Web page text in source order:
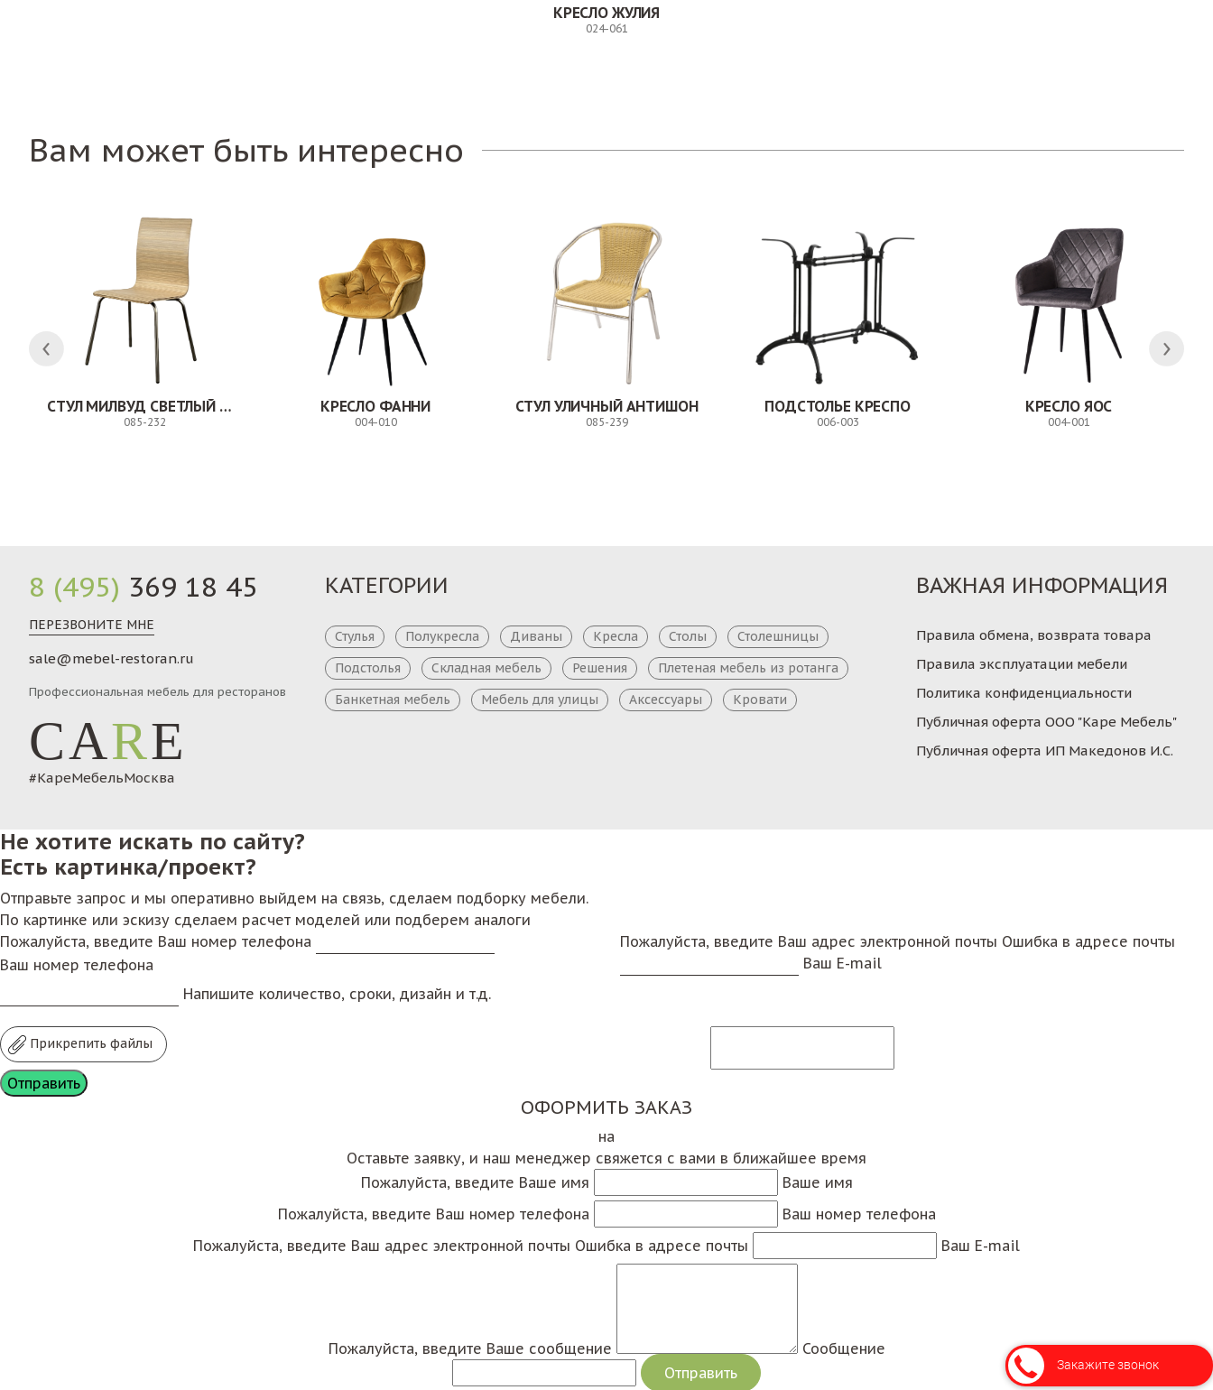
КРЕСЛО ЖУЛИЯ
024-061
Вам может быть интересно
СТУЛ МИЛВУД СВЕТЛЫЙ ШЕЛК
085-232
КРЕСЛО ФАННИ
004-010
СТУЛ УЛИЧНЫЙ АНТИШОН
085-239
ПОДСТОЛЬЕ КРЕСПО
006-003
КРЕСЛО ЯОС
004-001
8 (495) 369 18 45
ПЕРЕЗВОНИТЕ МНЕ
sale@mebel-restoran.ru
Профессиональная мебель для ресторанов
CARE
#КареМебельМосква
КАТЕГОРИИ
Стулья Полукресла Диваны Кресла Столы
Столешницы
Подстолья
Складная мебель Решения
Плетеная мебель из ротанга
Банкетная мебель
Мебель для улицы Аксессуары Кровати
ВАЖНАЯ ИНФОРМАЦИЯ
Правила обмена, возврата товара
Правила эксплуатации мебели
Политика конфиденциальности
Публичная оферта ООО "Каре Мебель"
Публичная оферта ИП Македонов И.С.
Не хотите искать по сайту?
Есть картинка/проект?
Отправьте запрос и мы оперативно выйдем на связь, сделаем подборку мебели.
По картинке или эскизу сделаем расчет моделей или подберем аналоги
Пожалуйста, введите Ваш номер телефона
Ваш номер телефона
Пожалуйста, введите Ваш адрес электронной почты Ошибка в адресе почты
Ваш E-mail
Напишите количество, сроки, дизайн и т.д.
Прикрепить файлы
ОФОРМИТЬ ЗАКАЗ
на
Оставьте заявку, и наш менеджер свяжется с вами в ближайшее время
Пожалуйста, введите Ваше имя
Ваше имя
Пожалуйста, введите Ваш номер телефона
Ваш номер телефона
Пожалуйста, введите Ваш адрес электронной почты Ошибка в адресе почты Ваш E-mail
Пожалуйста, введите Ваше сообщение Сообщение
Закажите звонок